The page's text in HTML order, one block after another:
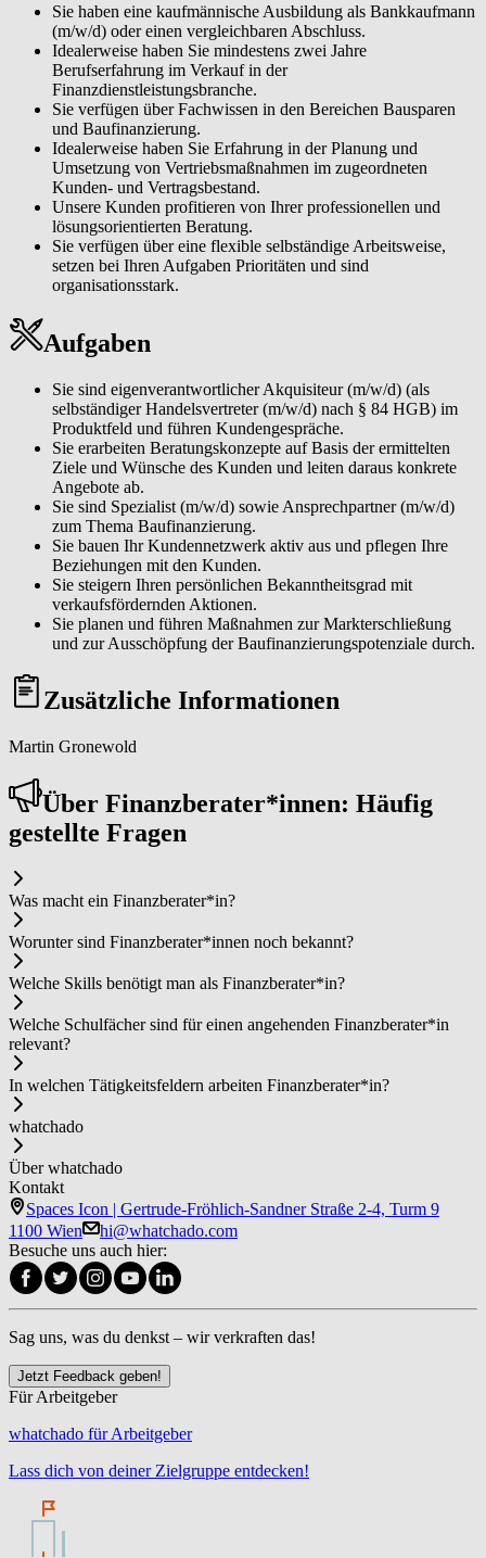
Sie haben eine kaufmännische Ausbildung als Bankkaufmann
(m/w/d) oder einen vergleichbaren Abschluss.
Idealerweise haben Sie mindestens zwei Jahre
Berufserfahrung im Verkauf in der
Finanzdienstleistungsbranche.
Sie verfügen über Fachwissen in den Bereichen Bausparen
und Baufinanzierung.
Idealerweise haben Sie Erfahrung in der Planung und
Umsetzung von Vertriebsmaßnahmen im zugeordneten
Kunden- und Vertragsbestand.
Unsere Kunden profitieren von Ihrer professionellen und
lösungsorientierten Beratung.
Sie verfügen über eine flexible selbständige Arbeitsweise,
setzen bei Ihren Aufgaben Prioritäten und sind
organisationsstark.
Aufgaben
Sie sind eigenverantwortlicher Akquisiteur (m/w/d) (als
selbständiger Handelsvertreter (m/w/d) nach § 84 HGB) im
Produktfeld und führen Kundengespräche.
Sie erarbeiten Beratungskonzepte auf Basis der ermittelten
Ziele und Wünsche des Kunden und leiten daraus konkrete
Angebote ab.
Sie sind Spezialist (m/w/d) sowie Ansprechpartner (m/w/d)
zum Thema Baufinanzierung.
Sie bauen Ihr Kundennetzwerk aktiv aus und pflegen Ihre
Beziehungen mit den Kunden.
Sie steigern Ihren persönlichen Bekanntheitsgrad mit
verkaufsfördernden Aktionen.
Sie planen und führen Maßnahmen zur Markterschließung
und zur Ausschöpfung der Baufinanzierungspotenziale durch.
Zusätzliche Informationen
Martin Gronewold
Über Fi­nanz­be­ra­ter*in­nen: Häufig
gestellte Fragen
Was macht ein Fi­nanz­be­ra­ter*in?
Worunter sind Fi­nanz­be­ra­ter*in­nen noch bekannt?
Welche Skills benötigt man als Fi­nanz­be­ra­ter*in?
Welche Schulfächer sind für einen angehenden Fi­nanz­be­ra­ter*in
relevant?
In welchen Tätigkeitsfeldern arbeiten Fi­nanz­be­ra­ter*in?
whatchado
Über whatchado
Kontakt
Spaces Icon | Gertrude-Fröhlich-Sandner Straße 2-4, Turm 9
1100 Wien
hi@whatchado.com
Besuche uns auch hier:
Sag uns, was du denkst – wir verkraften das!
Jetzt Feedback geben!
Für Arbeitgeber
whatchado für Arbeitgeber
Lass dich von deiner Zielgruppe entdecken!